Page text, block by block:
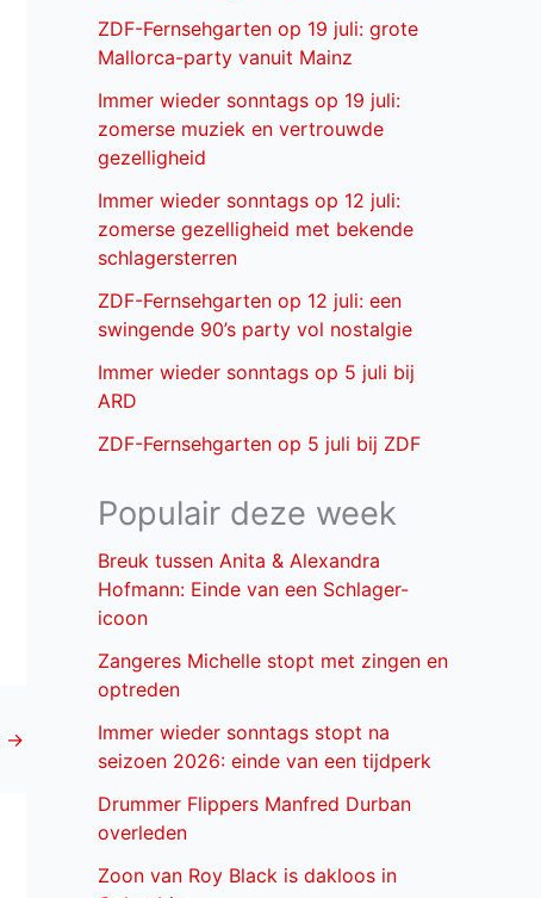
→
ZDF-Fernsehgarten op 19 juli: grote
Mallorca-party vanuit Mainz
Immer wieder sonntags op 19 juli:
zomerse muziek en vertrouwde
gezelligheid
Immer wieder sonntags op 12 juli:
zomerse gezelligheid met bekende
schlagersterren
ZDF-Fernsehgarten op 12 juli: een
swingende 90’s party vol nostalgie
Immer wieder sonntags op 5 juli bij
ARD
ZDF-Fernsehgarten op 5 juli bij ZDF
Populair deze week
Breuk tussen Anita & Alexandra
Hofmann: Einde van een Schlager-
icoon
Zangeres Michelle stopt met zingen en
optreden
Immer wieder sonntags stopt na
seizoen 2026: einde van een tijdperk
Drummer Flippers Manfred Durban
overleden
Zoon van Roy Black is dakloos in